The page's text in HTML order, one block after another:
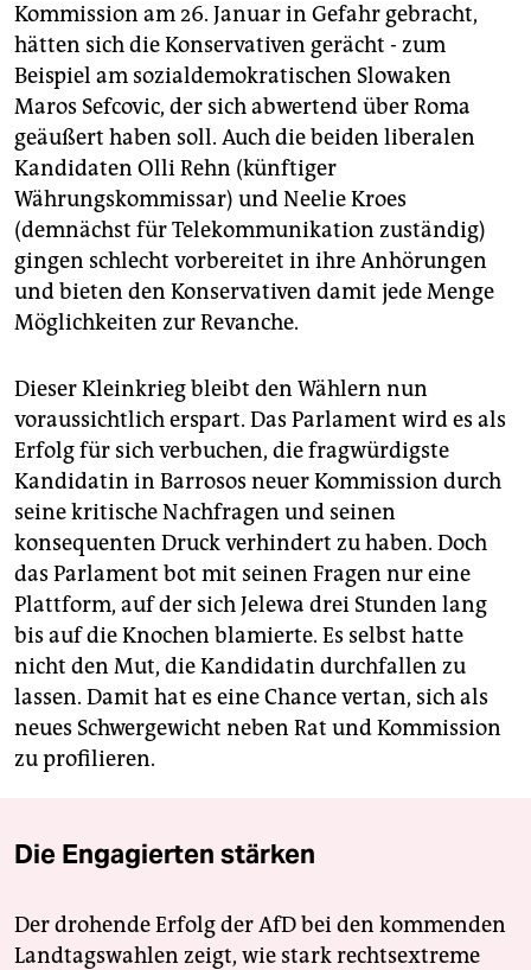
Kommission am 26. Januar in Gefahr gebracht,
hätten sich die Konservativen gerächt - zum
Beispiel am sozialdemokratischen Slowaken
Maros Sefcovic, der sich abwertend über Roma
geäußert haben soll. Auch die beiden liberalen
Kandidaten Olli Rehn (künftiger
Währungskommissar) und Neelie Kroes
(demnächst für Telekommunikation zuständig)
gingen schlecht vorbereitet in ihre Anhörungen
und bieten den Konservativen damit jede Menge
Möglichkeiten zur Revanche.
Dieser Kleinkrieg bleibt den Wählern nun
voraussichtlich erspart. Das Parlament wird es als
Erfolg für sich verbuchen, die fragwürdigste
Kandidatin in Barrosos neuer Kommission durch
seine kritische Nachfragen und seinen
konsequenten Druck verhindert zu haben. Doch
das Parlament bot mit seinen Fragen nur eine
Plattform, auf der sich Jelewa drei Stunden lang
bis auf die Knochen blamierte. Es selbst hatte
nicht den Mut, die Kandidatin durchfallen zu
lassen. Damit hat es eine Chance vertan, sich als
neues Schwergewicht neben Rat und Kommission
zu profilieren.
Die Engagierten stärken
Der drohende Erfolg der AfD bei den kommenden
Landtagswahlen zeigt, wie stark rechtsextreme